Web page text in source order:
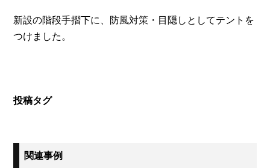
新設の階段手摺下に、防風対策・目隠しとしてテントを
つけました。
投稿タグ
関連事例